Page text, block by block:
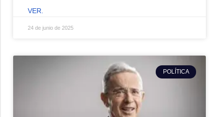
VER.
24 de junio de 2025
POLÍTICA